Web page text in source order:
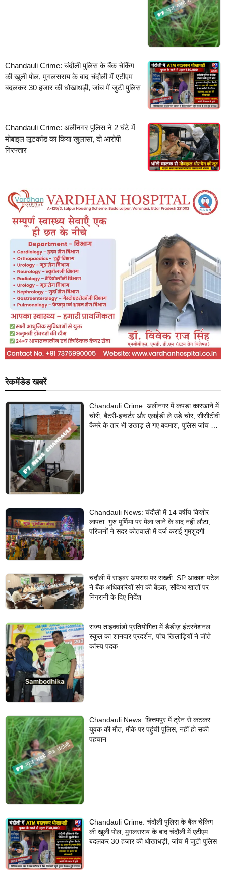
Chandauli Crime: चंदौली पुलिस के बैंक चेकिंग
की खुली पोल, मुगलसराय के बाद चंदौली में एटीएम
बदलकर 30 हजार की धोखाधड़ी, जांच में जुटी पुलिस
Chandauli Crime: अलीनगर पुलिस ने 2 घंटे में
मोबाइल लूटकांड का किया खुलासा, दो आरोपी
गिरफ्तार
रेकमेंडेड खबरें
Chandauli Crime: अलीनगर में कपड़ा कारखाने में
चोरी, बैटरी-इन्वर्टर और एलईडी ले उड़े चोर, सीसीटीवी
कैमरे के तार भी उखाड़ ले गए बदमाश, पुलिस जांच में
Chandauli News: चंदौली में 14 वर्षीय किशोर
लापता: गुरु पूर्णिमा पर मेला जाने के बाद नहीं लौटा,
परिजनों ने सदर कोतवाली में दर्ज कराई गुमशुदगी
चंदौली में साइबर अपराध पर सख्ती: SP आकाश पटेल
ने बैंक अधिकारियों संग की बैठक, संदिग्ध खातों पर
निगरानी के दिए निर्देश
राज्य ताइक्वांडो प्रतियोगिता में डैडीज़ इंटरनेशनल
स्कूल का शानदार प्रदर्शन, पांच खिलाड़ियों ने जीते
कांस्य पदक
Chandauli News: छित्तमपुर में ट्रेन से कटकर
युवक की मौत, मौके पर पहुंची पुलिस, नहीं हो सकी
पहचान
Chandauli Crime: चंदौली पुलिस के बैंक चेकिंग
की खुली पोल, मुगलसराय के बाद चंदौली में एटीएम
बदलकर 30 हजार की धोखाधड़ी, जांच में जुटी पुलिस